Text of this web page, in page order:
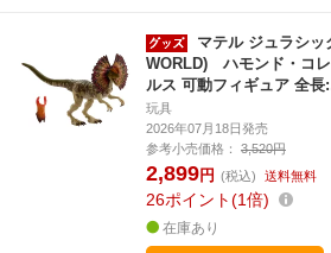
マテル ジュラシ
WORLD) ハモンド・コ
ルス 可動フィギュア 全
玩具
2026年07月18日発売
参考小売価格：
3,520円
2,899円 (税込) 送料無料
26ポイント 1倍
在庫あり